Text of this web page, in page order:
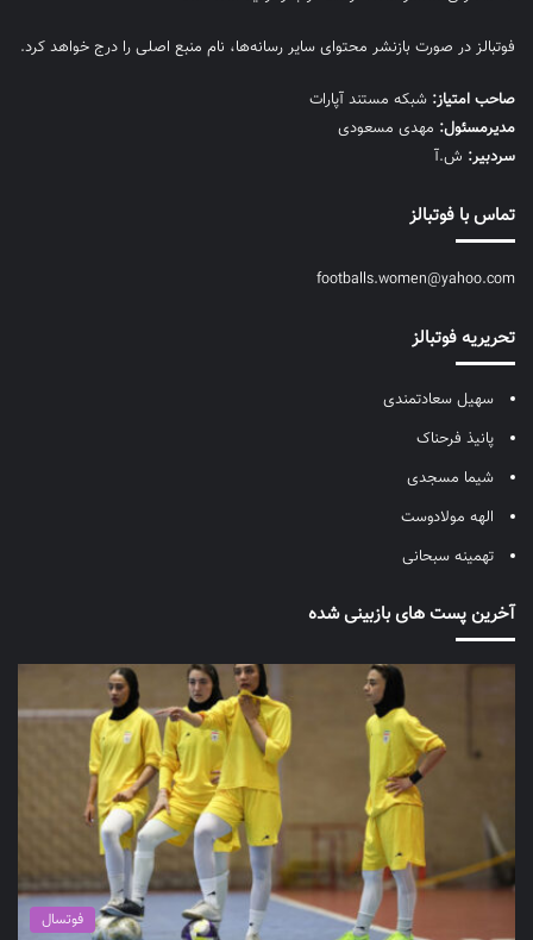
فوتبالز در صورت بازنشر محتوای سایر رسانه‌ها، نام منبع اصلی را درج خواهد کرد.
صاحب امتیاز: شبکه مستند آپارات
مديرمسئول: مهدی مسعودی
سردبیر: ش.آ
تماس با فوتبالز
footballs.women@yahoo.com
تحریریه فوتبالز
سهیل سعادتمندی
پانیذ فرحناک
شیما مسجدی
الهه مولادوست
تهمینه سبحانی
آخرین پست های بازبینی شده
فوتسال